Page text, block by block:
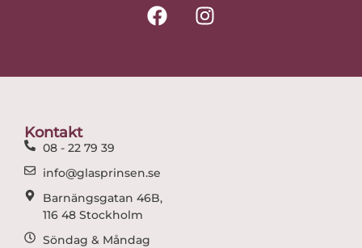
a
n
Kontakt
08 - 22 79 39
info@glasprinsen.se
Barnängsgatan 46B,
116 48 Stockholm
Söndag & Måndag